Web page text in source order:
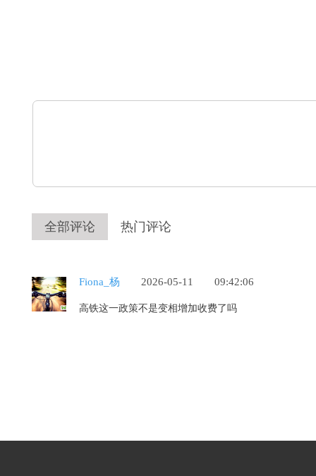
全部评论 热门评论
Fiona_杨 2026-05-11 09:42:06
高铁这一政策不是变相增加收费了吗